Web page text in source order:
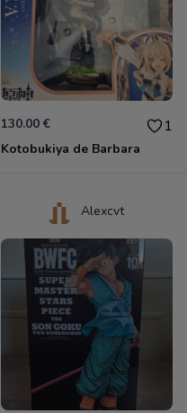
130.00 € 1
Kotobukiya de Barbara
Alexcvt